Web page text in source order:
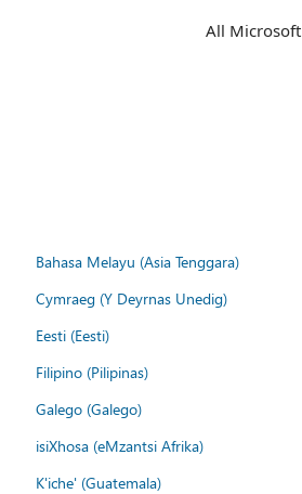
All Microsoft
Bahasa Melayu (Asia Tenggara)
Cymraeg (Y Deyrnas Unedig)
Eesti (Eesti)
Filipino (Pilipinas)
Galego (Galego)
isiXhosa (eMzantsi Afrika)
K'iche' (Guatemala)